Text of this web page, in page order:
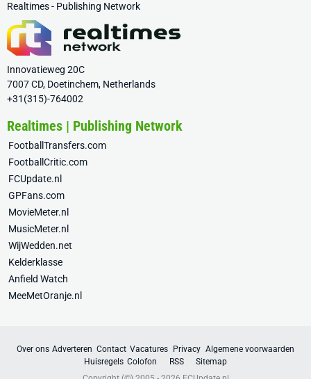
Realtimes - Publishing Network
Innovatieweg 20C
7007 CD, Doetinchem, Netherlands
+31(315)-764002
Realtimes | Publishing Network
FootballTransfers.com
FootballCritic.com
FCUpdate.nl
GPFans.com
MovieMeter.nl
MusicMeter.nl
WijWedden.net
Kelderklasse
Anfield Watch
MeeMetOranje.nl
Over ons Adverteren Contact Vacatures Privacy Algemene voorwaarden
Huisregels Colofon RSS
Sitemap